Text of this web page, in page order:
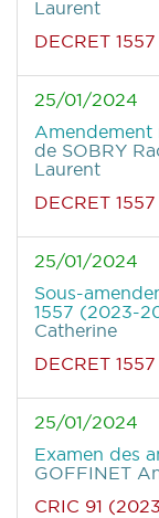
Laurent
DECRET
25/01/2024
Amendement
de SOBRY
Laurent
DECRET
25/01/2024
Sous-
1557 (2023-
Catherine
DECRET
25/01/2024
Examen des
GOFFINET
CRIC 91